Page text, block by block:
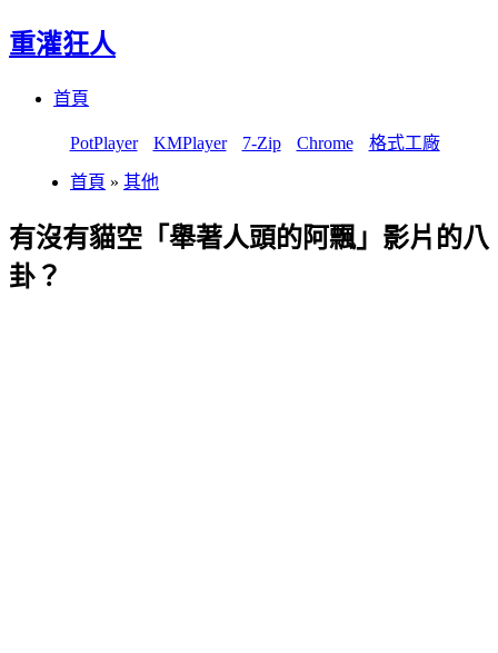
重灌狂人
首頁
PotPlayer KMPlayer 7-Zip Chrome 格式工廠
首頁 » 其他
有沒有貓空「舉著人頭的阿飄」影片的八
卦？